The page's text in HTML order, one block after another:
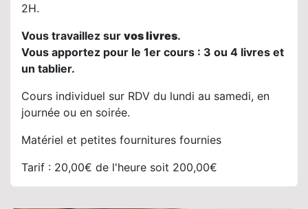
2H.
Vous travaillez sur vos livres.
Vous apportez pour le 1er cours : 3 ou 4 livres et
un tablier.
Cours individuel sur RDV du lundi au samedi, en
journée ou en soirée.
Matériel et petites fournitures fournies
Tarif : 20,00€ de l'heure soit 200,00€